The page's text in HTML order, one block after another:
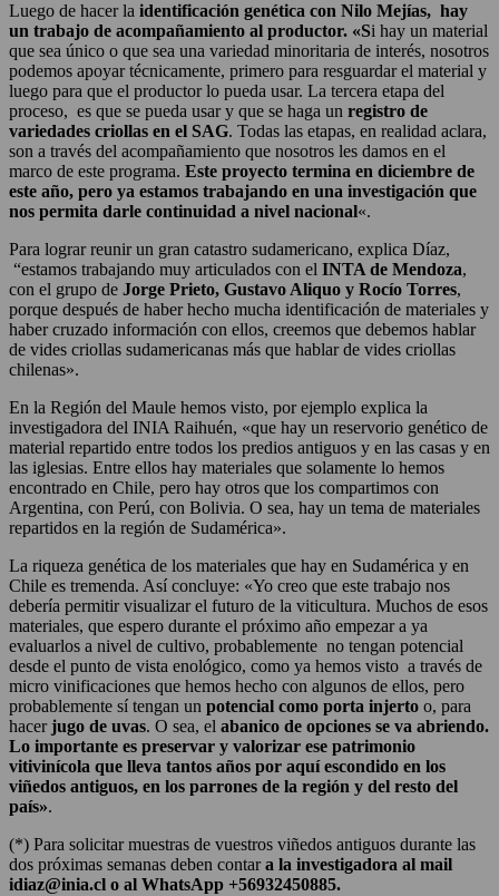
Luego de hacer la identificación genética con Nilo Mejías, hay
un trabajo de acompañamiento al productor. «Si hay un material
que sea único o que sea una variedad minoritaria de interés, nosotros
podemos apoyar técnicamente, primero para resguardar el material y
luego para que el productor lo pueda usar. La tercera etapa del
proceso, es que se pueda usar y que se haga un registro de
variedades criollas en el SAG. Todas las etapas, en realidad aclara,
son a través del acompañamiento que nosotros les damos en el
marco de este programa. Este proyecto termina en diciembre de
este año, pero ya estamos trabajando en una investigación que
nos permita darle continuidad a nivel nacional«.
Para lograr reunir un gran catastro sudamericano, explica Díaz,
“estamos trabajando muy articulados con el INTA de Mendoza,
con el grupo de Jorge Prieto, Gustavo Aliquo y Rocío Torres,
porque después de haber hecho mucha identificación de materiales y
haber cruzado información con ellos, creemos que debemos hablar
de vides criollas sudamericanas más que hablar de vides criollas
chilenas».
En la Región del Maule hemos visto, por ejemplo explica la
investigadora del INIA Raihuén, «que hay un reservorio genético de
material repartido entre todos los predios antiguos y en las casas y en
las iglesias. Entre ellos hay materiales que solamente lo hemos
encontrado en Chile, pero hay otros que los compartimos con
Argentina, con Perú, con Bolivia. O sea, hay un tema de materiales
repartidos en la región de Sudamérica».
La riqueza genética de los materiales que hay en Sudamérica y en
Chile es tremenda. Así concluye: «Yo creo que este trabajo nos
debería permitir visualizar el futuro de la viticultura. Muchos de esos
materiales, que espero durante el próximo año empezar a ya
evaluarlos a nivel de cultivo, probablemente no tengan potencial
desde el punto de vista enológico, como ya hemos visto a través de
micro vinificaciones que hemos hecho con algunos de ellos, pero
probablemente sí tengan un potencial como porta injerto o, para
hacerjugo de uvas. O sea, el abanico de opciones se va abriendo.
Lo importante es preservar y valorizar ese patrimonio
vitivinícola que lleva tantos años por aquí escondido en los
viñedos antiguos, en los parrones de la región y del resto del
país».
(*) Para solicitar muestras de vuestros viñedos antiguos durante las
dos próximas semanas deben contara la investigadora al mail
idiaz@inia.cl o al WhatsApp +56932450885.